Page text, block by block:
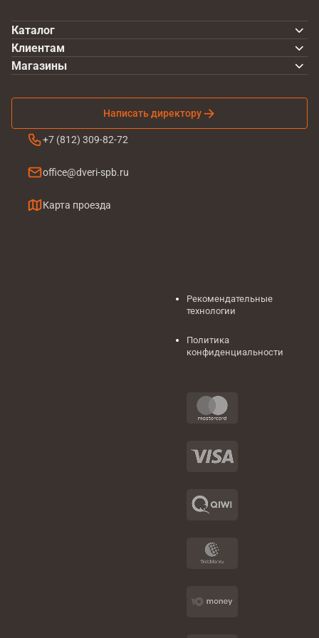
Каталог
Клиентам
Написать директору
+7 (812) 309-82-72
office@dveri-spb.ru
Карта проезда
Магазины
Рекомендательные
технологии
Политика
конфиденциальности